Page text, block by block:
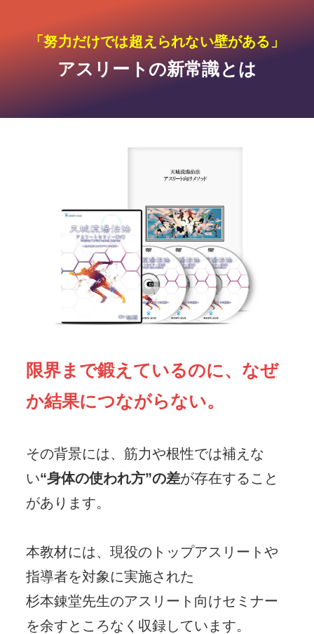
「努力だけでは超えられない壁がある」
アスリートの新常識とは
限界まで鍛えているのに、なぜ
か結果につながらない。
その背景には、筋力や根性では補えな
い“身体の使われ方”の差が存在すること
があります。
本教材には、現役のトップアスリートや
指導者を対象に実施された
杉本錬堂先生のアスリート向けセミナー
を余すところなく収録しています。